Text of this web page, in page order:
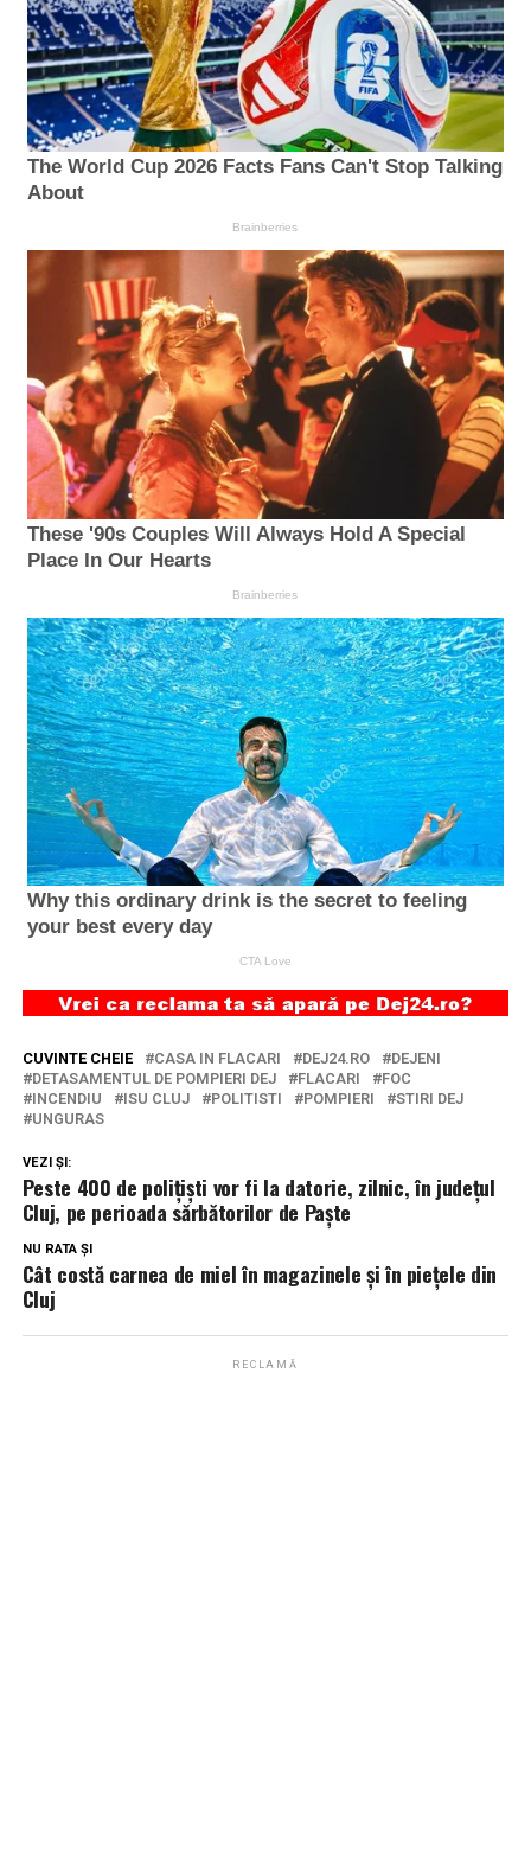
CUVINTE CHEIE CASA IN FLACARI DEJ24.RO
DEJENI
DETASAMENTUL DE POMPIERI DEJ
FLACARI
FOC
INCENDIU
ISU CLUJ POLITISTI POMPIERI
STIRI DEJ
UNGURAS
VEZI ȘI:
Peste 400 de polițiști vor fi la datorie, zilnic, în județul
Cluj, pe perioada sărbătorilor de Paște
NU RATA ȘI
Cât costă carnea de miel în magazinele și în piețele din
Cluj
RECLAMĂ